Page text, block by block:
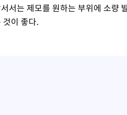
서는 제모를 원하는 부위에 소량
것이 좋다.